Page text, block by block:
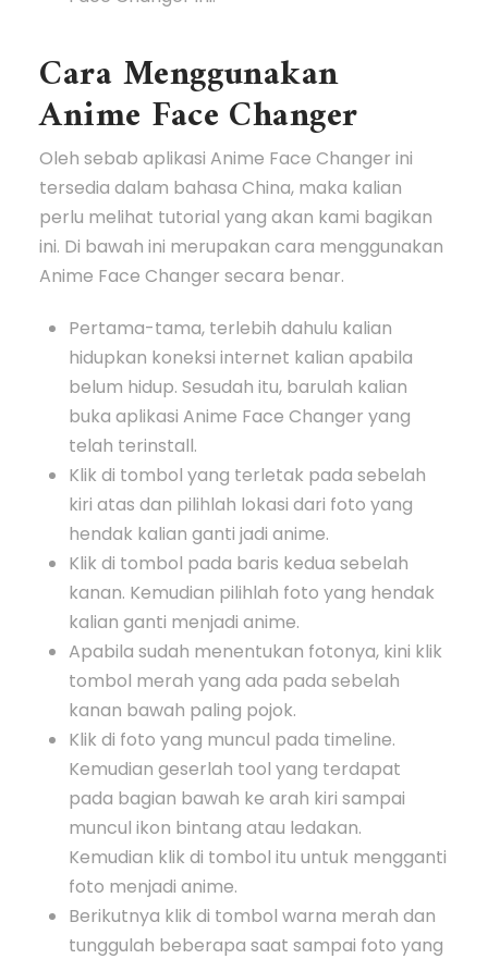
Cara Menggunakan
Anime Face Changer
Oleh sebab aplikasi Anime Face Changer ini
tersedia dalam bahasa China, maka kalian
perlu melihat tutorial yang akan kami bagikan
ini. Di bawah ini merupakan cara menggunakan
Anime Face Changer secara benar.
Pertama-tama, terlebih dahulu kalian
hidupkan koneksi internet kalian apabila
belum hidup. Sesudah itu, barulah kalian
buka aplikasi Anime Face Changer yang
telah terinstall.
Klik di tombol yang terletak pada sebelah
kiri atas dan pilihlah lokasi dari foto yang
hendak kalian ganti jadi anime.
Klik di tombol pada baris kedua sebelah
kanan. Kemudian pilihlah foto yang hendak
kalian ganti menjadi anime.
Apabila sudah menentukan fotonya, kini klik
tombol merah yang ada pada sebelah
kanan bawah paling pojok.
Klik di foto yang muncul pada timeline.
Kemudian geserlah tool yang terdapat
pada bagian bawah ke arah kiri sampai
muncul ikon bintang atau ledakan.
Kemudian klik di tombol itu untuk mengganti
foto menjadi anime.
Berikutnya klik di tombol warna merah dan
tunggulah beberapa saat sampai foto yang